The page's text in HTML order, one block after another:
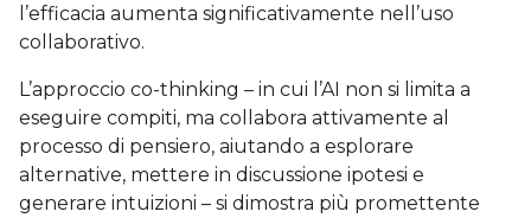
l’efficacia aumenta significativamente nell’uso
collaborativo.
L’approccio co-thinking – in cui l’AI non si limita a
eseguire compiti, ma collabora attivamente al
processo di pensiero, aiutando a esplorare
alternative, mettere in discussione ipotesi e
generare intuizioni – si dimostra più promettente